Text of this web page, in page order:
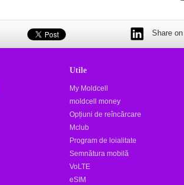
Share
Utile
My Moldcell
moldcell money
Opțiuni de reîncărcare
Mclub
Program de loialitate
Semnătura mobilă
VoLTE
eSIM